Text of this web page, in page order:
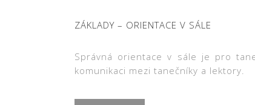
ZÁKLADY – ORIENTACE V SÁLE
Správná orientace v sále je pro
komunikaci mezi tanečníky a lektory.